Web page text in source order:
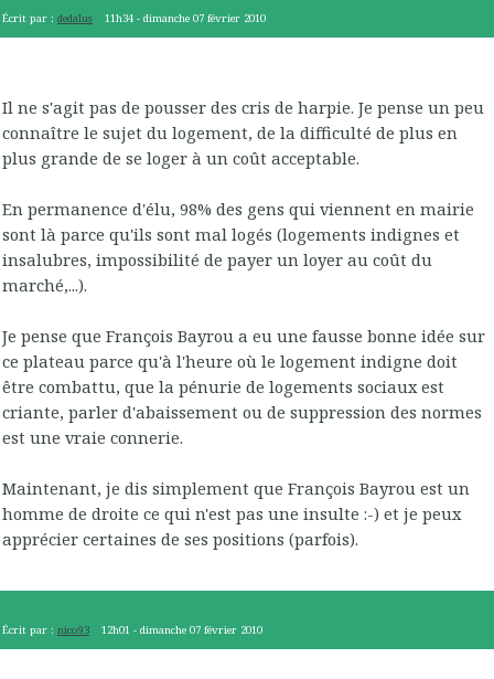
Écrit par : dedalus 11h34 -dimanche 07 février 2010
Il ne s'agit pas de pousser des cris de harpie. Je pense un peu
connaître le sujet du logement, de la difficulté de plus en
plus grande de se loger à un coût acceptable.
En permanence d'élu, 98% des gens qui viennent en mairie
sont là parce qu'ils sont mal logés (logements indignes et
insalubres, impossibilité de payer un loyer au coût du
marché,...).
Je pense que François Bayrou a eu une fausse bonne idée sur
ce plateau parce qu'à l'heure où le logement indigne doit
être combattu, que la pénurie de logements sociaux est
criante, parler d'abaissement ou de suppression des normes
est une vraie connerie.
Maintenant, je dis simplement que François Bayrou est un
homme de droite ce qui n'est pas une insulte :-) et je peux
apprécier certaines de ses positions (parfois).
Écrit par : nico93 12h01 -dimanche 07 février 2010